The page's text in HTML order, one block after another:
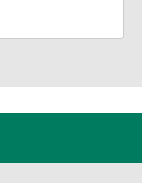
Jun
Jul